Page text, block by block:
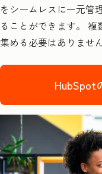
をシームレスに一元管
ることができます。
集める必要はありません
HubSpot